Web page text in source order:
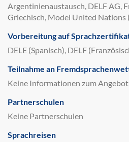
Argentinienaustausch, DELF AG,
Griechisch, Model United Nations
Vorbereitung auf
DELE (Spanisch), DELF
Teilnahme an
Keine Informationen zum
Partnerschulen
Keine Partnerschulen
Sprachreisen